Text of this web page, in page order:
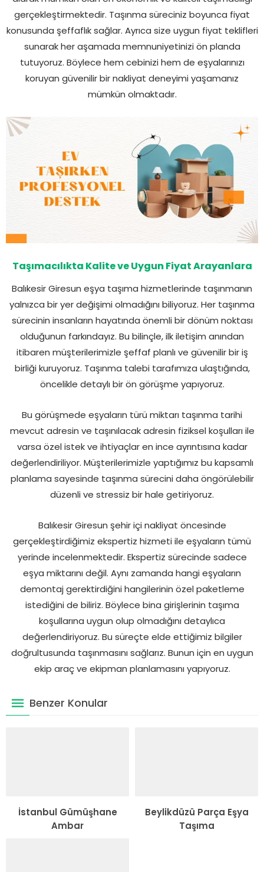
gerçekleştirmektedir. Taşınma süreciniz boyunca fiyat
konusunda şeffaflık sağlar. Ayrıca size uygun fiyat teklifleri
sunarak her aşamada memnuniyetinizi ön planda
tutuyoruz. Böylece hem cebinizi hem de eşyalarınızı
koruyan güvenilir bir nakliyat deneyimi yaşamanız
mümkün olmaktadır.
Taşımacılıkta Kalite ve Uygun Fiyat Arayanlara
Balıkesir Giresun eşya taşıma hizmetlerinde taşınmanın
yalnızca bir yer değişimi olmadığını biliyoruz. Her taşınma
sürecinin insanların hayatında önemli bir dönüm noktası
olduğunun farkındayız. Bu bilinçle, ilk iletişim anından
itibaren müşterilerimizle şeffaf planlı ve güvenilir bir iş
birliği kuruyoruz. Taşınma talebi tarafımıza ulaştığında,
öncelikle detaylı bir ön görüşme yapıyoruz.
Bu görüşmede eşyaların türü miktarı taşınma tarihi
mevcut adresin ve taşınılacak adresin fiziksel koşulları ile
varsa özel istek ve ihtiyaçlar en ince ayrıntısına kadar
değerlendiriliyor. Müşterilerimizle yaptığımız bu kapsamlı
planlama sayesinde taşınma sürecini daha öngörülebilir
düzenli ve stressiz bir hale getiriyoruz.
Balıkesir Giresun şehir içi nakliyat öncesinde
gerçekleştirdiğimiz ekspertiz hizmeti ile eşyaların tümü
yerinde incelenmektedir. Ekspertiz sürecinde sadece
eşya miktarını değil. Aynı zamanda hangi eşyaların
demontaj gerektirdiğini hangilerinin özel paketleme
istediğini de biliriz. Böylece bina girişlerinin taşıma
koşullarına uygun olup olmadığını detaylıca
değerlendiriyoruz. Bu süreçte elde ettiğimiz bilgiler
doğrultusunda taşınmasını sağlarız. Bunun için en uygun
ekip araç ve ekipman planlamasını yapıyoruz.
Benzer Konular
İstanbul Gümüşhane
Ambar
Beylikdüzü Parça Eşya
Taşıma